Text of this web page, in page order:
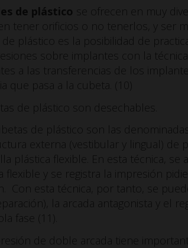
de plástico se ofrecen en muy
tener orificios o no tenerlos, y ser
plástico es la posibilidad de
sobre implantes con la
a las transferencias de los
que pasa a la cubeta. (10)
de plástico son desechables.
de plástico son las denominadas
externa (vestibular y lingual) de
plástica flexible. En esta técnica, se
flexible y se registra la impresión
Con esta técnica, por tanto, se
la arcada antagonista y el
fase (11).
de doble arcada tiene